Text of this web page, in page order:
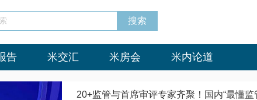
告 米交汇 米房会 米内论道
20+监管与首席审评专家齐聚！国内“最懂监